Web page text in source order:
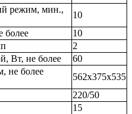
режим, мин.,
10
более
10
2
Вт, не более
60
не более
562х375х535
220/50
15